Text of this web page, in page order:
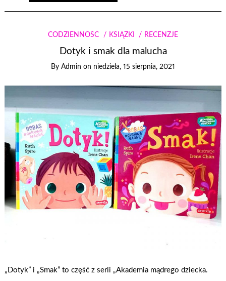
CODZIENNOŚĆ KSIĄŻKI RECENZJE
Dotyk i smak dla malucha
By Admin on niedziela, 15 sierpnia, 2021
„Dotyk” i „Smak” to część z serii „Akademia mądrego dziecka.